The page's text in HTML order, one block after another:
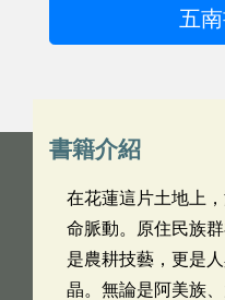
五
書籍介紹
在花蓮這片土地上
命脈動。原住民族
是農耕技藝，更是
晶。無論是阿美族